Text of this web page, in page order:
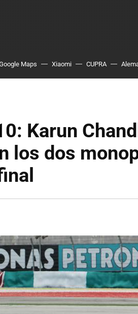
Maps Xiaomi CUPRA
Karun
los dos